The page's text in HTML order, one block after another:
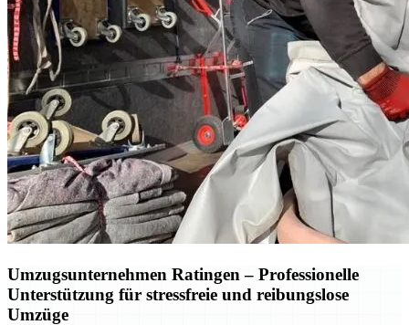
Umzugsunternehmen Ratingen – Professionelle
Unterstützung für stressfreie und reibungslose
Umzüge